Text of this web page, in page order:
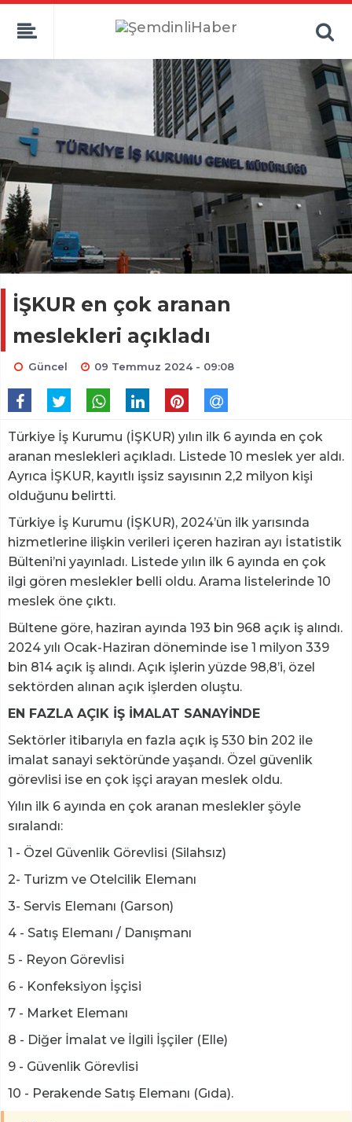
İŞKUR en çok aranan
meslekleri açıkladı
Güncel 09 Temmuz 2024 - 09:08
Türkiye İş Kurumu (İŞKUR) yılın ilk 6 ayında en çok
aranan meslekleri açıkladı. Listede 10 meslek yer aldı.
Ayrıca İŞKUR, kayıtlı işsiz sayısının 2,2 milyon kişi
olduğunu belirtti.
Türkiye İş Kurumu (İŞKUR), 2024’ün ilk yarısında
hizmetlerine ilişkin verileri içeren haziran ayı İstatistik
Bülteni’ni yayınladı. Listede yılın ilk 6 ayında en çok
ilgi gören meslekler belli oldu. Arama listelerinde 10
meslek öne çıktı.
Bültene göre, haziran ayında 193 bin 968 açık iş alındı.
2024 yılı Ocak-Haziran döneminde ise 1 milyon 339
bin 814 açık iş alındı. Açık işlerin yüzde 98,8’i, özel
sektörden alınan açık işlerden oluştu.
EN FAZLA AÇIK İŞ İMALAT SANAYİNDE
Sektörler itibarıyla en fazla açık iş 530 bin 202 ile
imalat sanayi sektöründe yaşandı. Özel güvenlik
görevlisi ise en çok işçi arayan meslek oldu.
Yılın ilk 6 ayında en çok aranan meslekler şöyle
sıralandı:
1 - Özel Güvenlik Görevlisi (Silahsız)
2- Turizm ve Otelcilik Elemanı
3- Servis Elemanı (Garson)
4 - Satış Elemanı / Danışmanı
5 - Reyon Görevlisi
6 - Konfeksiyon İşçisi
7 - Market Elemanı
8 - Diğer İmalat ve İlgili İşçiler (Elle)
9 - Güvenlik Görevlisi
10 - Perakende Satış Elemanı (Gıda).